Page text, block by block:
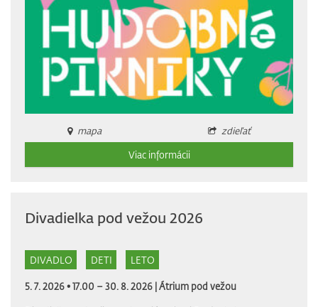
mapa
zdieľať
Viac informácii
Divadielka pod vežou 2026
DIVADLO DETI LETO
5. 7. 2026 • 17.00 – 30. 8. 2026 |Átrium pod vežou